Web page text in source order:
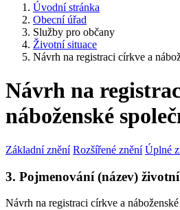
Úvodní stránka
Obecní úřad
Služby pro občany
Životní situace
Návrh na registraci církve a
Návrh na
náboženské
Základní znění Rozšířené znění Úplné
3. Pojmenování (název)
Návrh na registraci církve a